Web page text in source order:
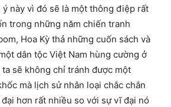
ý này vì đó sẽ là một thông điệp rất
trong những năm chiến tranh
Hoa Kỳ thả những cuốn sách và
dân tộc Việt Nam hùng cường ở
sẽ không chỉ tránh được một
mà lịch sử nhân loại chắc chắn
hơn rất nhiều so với sự vĩ đại nó